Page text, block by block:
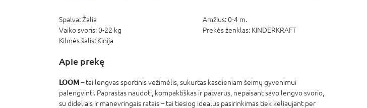
Spalva:Žalia Amžius:0-4 m.
Vaiko svoris:0-22 kg Prekės ženklas: KINDERKRAFT
Kilmės šalis: Kinija
Apie prekę
LOOM– tai lengvas sportinis vežimėlis, sukurtas kasdieniam šeimų gyvenimui
palengvinti. Paprastas naudoti, kompaktiškas ir patvarus, nepaisant savo lengvo svorio,
su dideliais ir manevringais ratais – tai tiesiog idealus pasirinkimas tiek keliaujant per